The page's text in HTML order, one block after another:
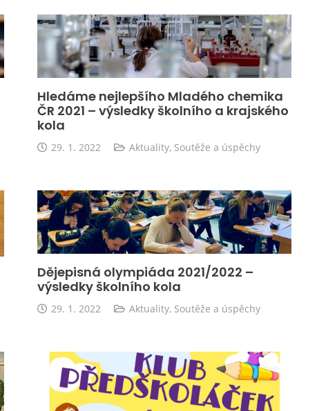
Hledáme nejlepšího Mladého chemika
ČR 2021 – výsledky školního a krajského
kola
29. 1. 2022 Aktuality, Soutěže a úspěchy
Dějepisná olympiáda 2021/2022 –
výsledky školního kola
29. 1. 2022 Aktuality, Soutěže a úspěchy